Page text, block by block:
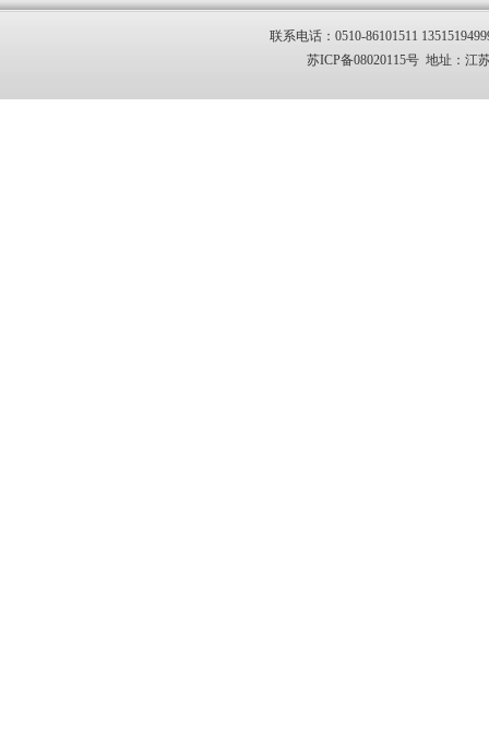
联系电话：0510-86101511
苏ICP备08020115号 地址：